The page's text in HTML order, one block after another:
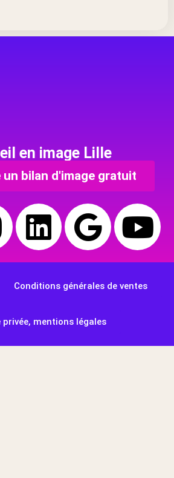
en image Lille
un bilan d'image gratuit
Conditions générales de ventes
privée, mentions légales